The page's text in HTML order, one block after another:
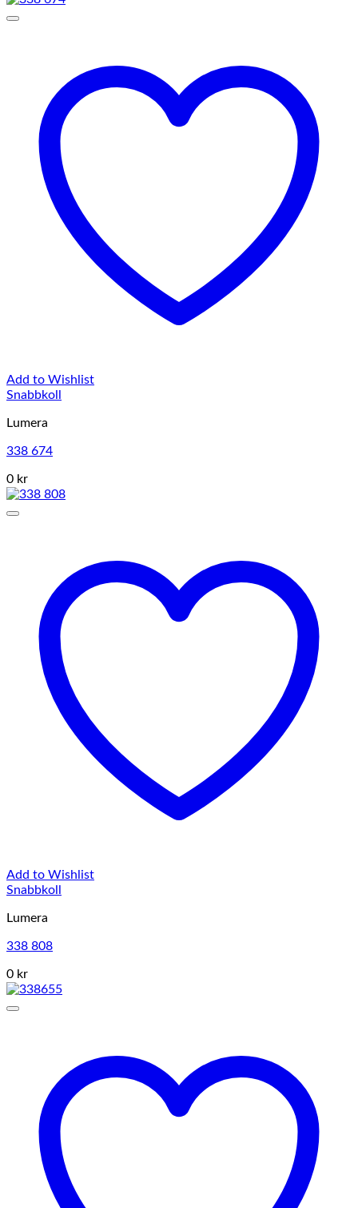
Add to Wishlist
Snabbkoll
Lumera
338 674
0 kr
Add to Wishlist
Snabbkoll
Lumera
338 808
0 kr